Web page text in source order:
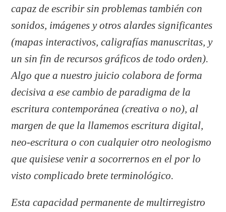
capaz de escribir sin problemas también con
sonidos, imágenes y otros alardes significantes
(mapas interactivos, caligrafías manuscritas, y
un sin fin de recursos gráficos de todo orden).
Algo que a nuestro juicio colabora de forma
decisiva a ese cambio de paradigma de la
escritura contemporánea (creativa o no), al
margen de que la llamemos escritura digital,
neo-escritura o con cualquier otro neologismo
que quisiese venir a socorrernos en el por lo
visto complicado brete terminológico.
Esta capacidad permanente de multirregistro